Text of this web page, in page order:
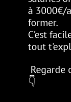
à 3000€/
former.
C'est
tout
Regarde
👇